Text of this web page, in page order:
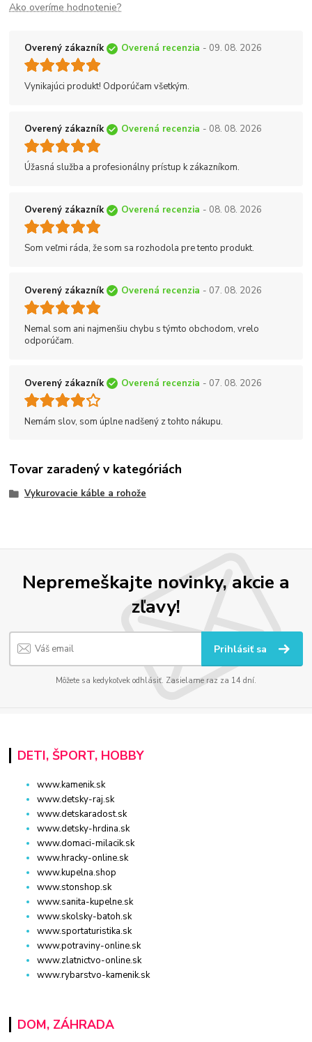
Ako overíme hodnotenie?
Overený zákazník Overená recenzia - 09. 08. 2026
Vynikajúci produkt! Odporúčam všetkým.
Overený zákazník Overená recenzia - 08. 08. 2026
Úžasná služba a profesionálny prístup k zákazníkom.
Overený zákazník Overená recenzia - 08. 08. 2026
Som veľmi ráda, že som sa rozhodola pre tento produkt.
Overený zákazník Overená recenzia - 07. 08. 2026
Nemal som ani najmenšiu chybu s týmto obchodom, vrelo
odporúčam.
Overený zákazník Overená recenzia - 07. 08. 2026
Nemám slov, som úplne nadšený z tohto nákupu.
Tovar zaradený v kategóriách
Vykurovacie káble a rohože
Nepremeškajte novinky, akcie a
zľavy!
Prihlásiť sa
Môžete sa kedykoľvek odhlásiť. Zasielame raz za 14 dní.
DETI, ŠPORT, HOBBY
www.kamenik.sk
www.detsky-raj.sk
www.detskaradost.sk
www.detsky-hrdina.sk
www.domaci-milacik.sk
www.hracky-online.sk
www.kupelna.shop
www.stonshop.sk
www.sanita-kupelne.sk
www.skolsky-batoh.sk
www.sportaturistika.sk
www.potraviny-online.sk
www.zlatnictvo-online.sk
www.rybarstvo-kamenik.sk
DOM, ZÁHRADA